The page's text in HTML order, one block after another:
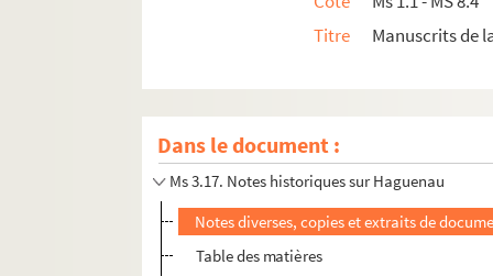
Titre
Manuscrits de
Dans le document :
Ms 3.12. Hundlingen, Bliesbrücken
Ms 3.13. Le tribunal de la ville de Haguenau
Ms 3.15. Tractatus de Sacramentis in genere
Ms 3.16. Droit de la ville de Strasbourg
Ms 3.17. Notes historiques sur Haguenau
Notes diverses, copies et extraits de
Table des matières